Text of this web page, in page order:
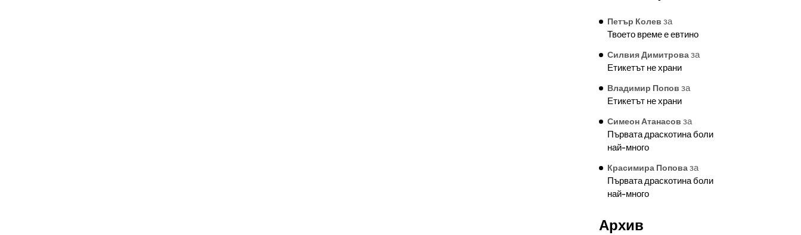
Петър Колев за
Твоето време е евтино
Силвия Димитроваза
Етикетът не храни
Владимир Попов за
Етикетът не храни
Симеон Атанасов за
Първата драскотина боли
най-много
Красимира Поповаза
Първата драскотина боли
най-много
Архив